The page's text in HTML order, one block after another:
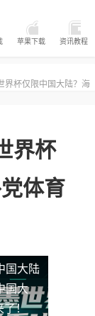
苹果下载 资讯教程
界杯仅限中国大陆？海
界杯
体育
国大陆
国大
了！